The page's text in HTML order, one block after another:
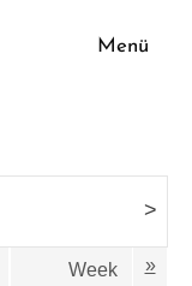
Menü
>
»
Week